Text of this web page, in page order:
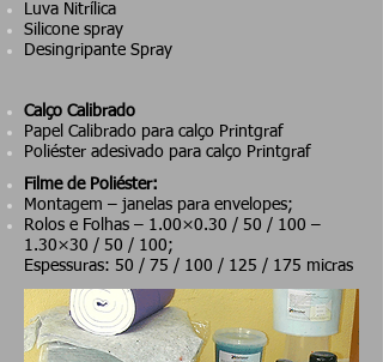
Luva Nitrílica
Silicone spray
Desingripante Spray
Calço Calibrado
Papel Calibrado para calço Printgraf
Poliéster adesivado para calço Printgraf
Filme de Poliéster:
Montagem – janelas para envelopes;
Rolos e Folhas – 1.00×0.30 / 50 / 100 –
1.30×30 / 50 / 100;
Espessuras: 50 / 75 / 100 / 125 / 175 micras